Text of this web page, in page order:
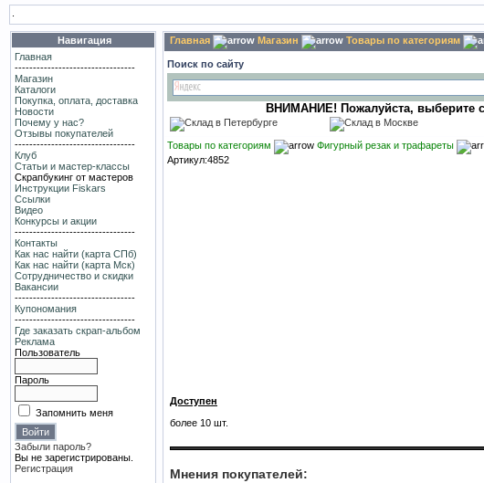
Навигация
Главная
---------------------------------
Магазин
Каталоги
Покупка, оплата, доставка
Новости
Почему у нас?
Отзывы покупателей
---------------------------------
Клуб
Статьи и мастер-классы
Скрапбукинг от мастеров
Инструкции Fiskars
Ссылки
Видео
Конкурсы и акции
---------------------------------
Контакты
Как нас найти (карта СПб)
Как нас найти (карта Мск)
Сотрудничество и скидки
Вакансии
---------------------------------
Купономания
---------------------------------
Где заказать скрап-альбом
Реклама
Пользователь
Пароль
Запомнить меня
Забыли пароль?
Вы не зарегистрированы.
Регистрация
Главная Магазин Товары по категориям
Поиск по сайту
ВНИМАНИЕ! Пожалуйста, выберите
Товары по категориям Фигурный резак и трафареты
Артикул:4852
Доступен
более 10 шт.
Мнения покупателей: